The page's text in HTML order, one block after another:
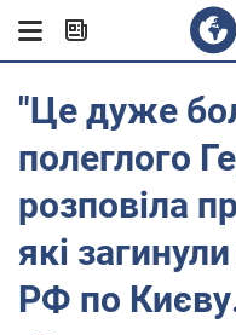
"Це дуже
полеглого
розповіла
які
РФ по